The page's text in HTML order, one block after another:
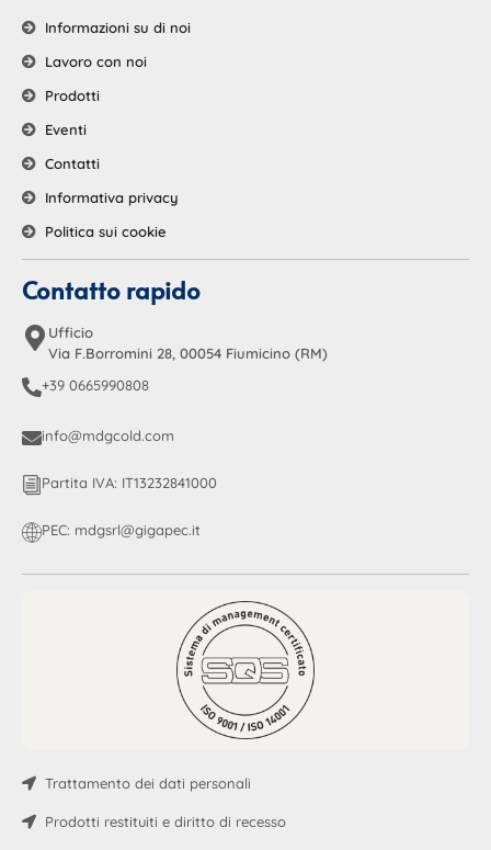
Informazioni su di noi
Lavoro con noi
Prodotti
Eventi
Contatti
Informativa privacy
Politica sui cookie
Contatto rapido
Ufficio
Via F.Borromini 28, 00054 Fiumicino (RM)
+39 0665990808
info@mdgcold.com
Partita IVA: IT13232841000
PEC: mdgsrl@gigapec.it
Trattamento dei dati personali
Prodotti restituiti e diritto di recesso